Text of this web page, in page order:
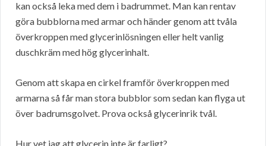
kan också leka med dem i badrummet. Man kan rentav
göra bubblorna med armar och händer genom att tvåla
överkroppen med glycerinlösningen eller helt vanlig
duschkräm med hög glycerinhalt.
Genom att skapa en cirkel framför överkroppen med
armarna så får man stora bubblor som sedan kan flyga ut
över badrumsgolvet. Prova också glycerinrik tvål.
Hur vet jag att glycerin inte är farligt?